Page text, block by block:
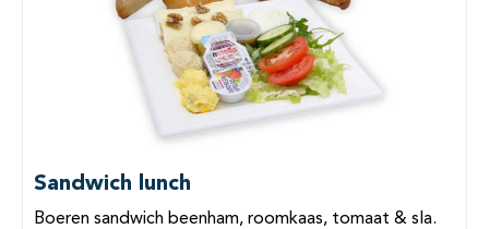
Sandwich lunch
Boeren sandwich beenham, roomkaas, tomaat & sla.